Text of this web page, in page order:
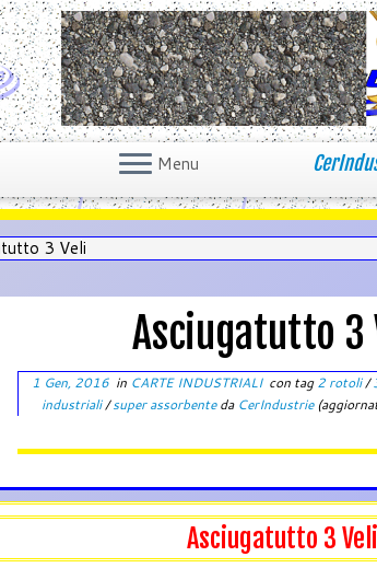
Menu
3 Veli
Asciugatutto 3
1 Gen, 2016 in CARTE INDUSTRIALI con tag2 rotoli/
industriali/super assorbenteda CerIndustrie
Asciugatutto 3 Veli